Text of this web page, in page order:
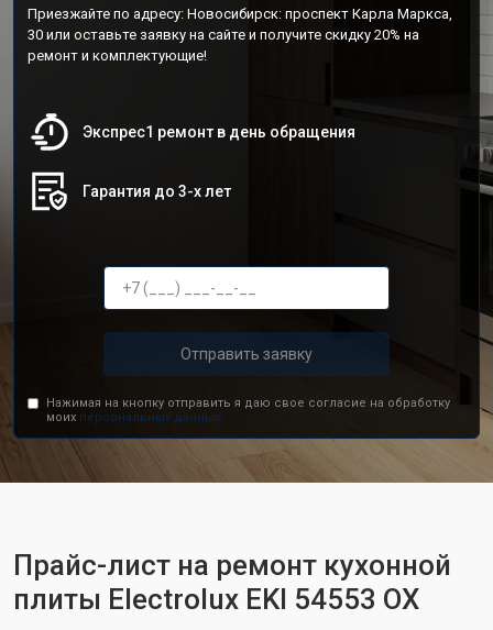
Приезжайте по адресу: Новосибирск: проспект Карла Маркса,
30 или оставьте заявку на сайте и получите скидку 20% на
ремонт и комплектующие!
Экспрес1 ремонт в день обращения
Гарантия до 3-х лет
Отправить заявку
Нажимая на кнопку отправить я даю свое согласие на обработку
моих персональных данных.
Прайс-лист на ремонт кухонной
плиты Electrolux EKI 54553 OX